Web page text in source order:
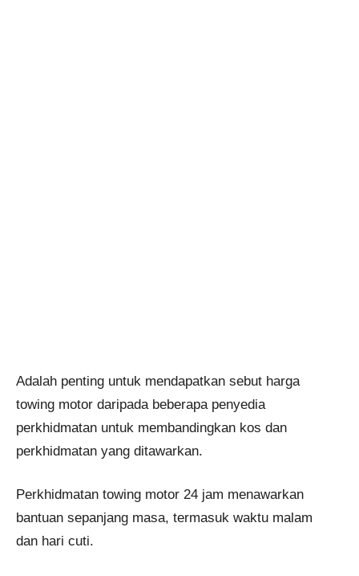
Adalah penting untuk mendapatkan sebut harga
towing motor daripada beberapa penyedia
perkhidmatan untuk membandingkan kos dan
perkhidmatan yang ditawarkan.
Perkhidmatan towing motor 24 jam menawarkan
bantuan sepanjang masa, termasuk waktu malam
dan hari cuti.